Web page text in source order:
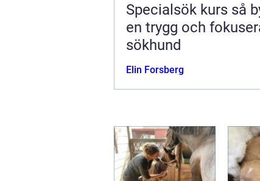
Specialsök kurs så bygger du
en trygg och
sökhund
Elin Forsberg